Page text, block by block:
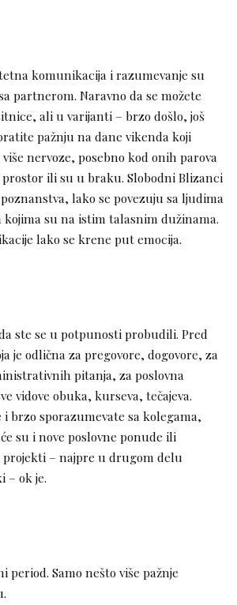
komunikacija i razumevanje su
partnerom. Naravno da se možete
ali u varijanti – brzo došlo, još
pažnju na dane vikenda koji
nervoze, posebno kod onih parova
ili su u braku. Slobodni Blizanci
lako se povezuju sa ljudima
su na istim talasnim dužinama.
lako se krene put emocija.
ste se u potpunosti probudili. Pred
je odlična za pregovore, dogovore, za
pitanja, za poslovna
vidove obuka, kurseva, tečajeva.
brzo sporazumevate sa kolegama,
su i nove poslovne ponude ili
– najpre u drugom delu
– ok je.
period. Samo nešto više pažnje